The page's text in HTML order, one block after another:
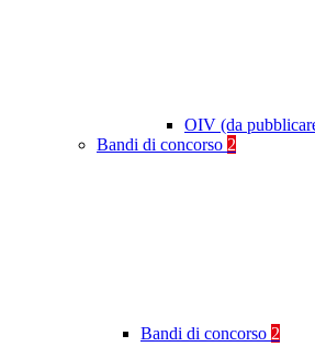
OIV (da
Bandi di concorso 2
Bandi di concorso 2